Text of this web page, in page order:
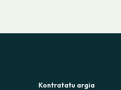
Kontratatu argia